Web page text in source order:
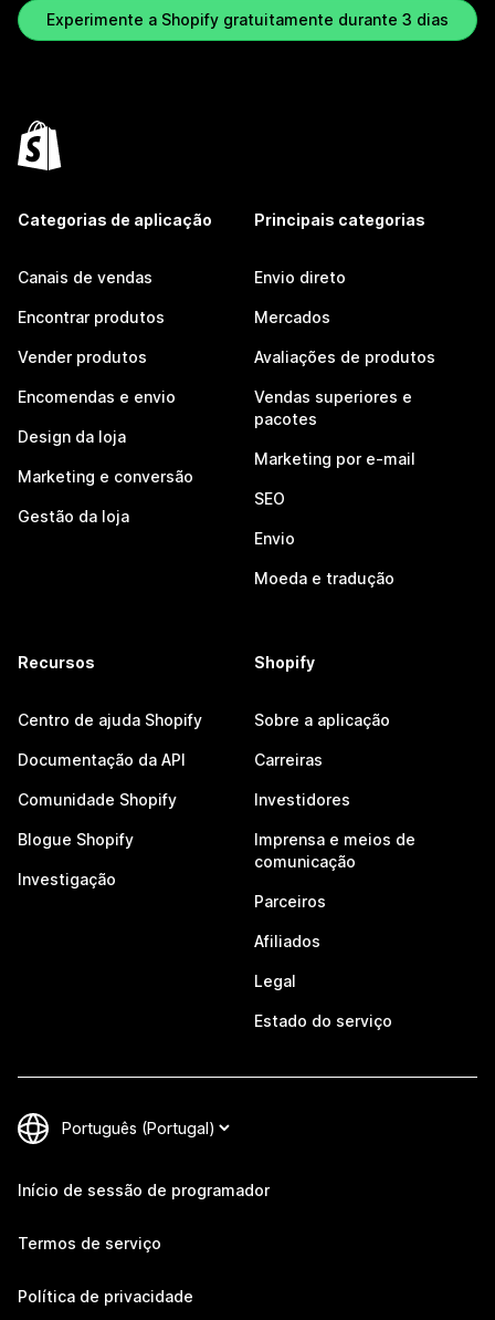
Experimente a Shopify gratuitamente durante 3 dias
Categorias de aplicação
Canais de vendas
Encontrar produtos
Vender produtos
Encomendas e envio
Design da loja
Marketing e conversão
Gestão da loja
Principais categorias
Envio direto
Mercados
Avaliações de produtos
Vendas superiores e
pacotes
Marketing por e-mail
SEO
Envio
Moeda e tradução
Recursos
Centro de ajuda Shopify
Documentação da API
Comunidade Shopify
Blogue Shopify
Investigação
Shopify
Sobre a aplicação
Carreiras
Investidores
Imprensa e meios de
comunicação
Parceiros
Afiliados
Legal
Estado do serviço
Início de sessão de programador
Termos de serviço
Política de privacidade